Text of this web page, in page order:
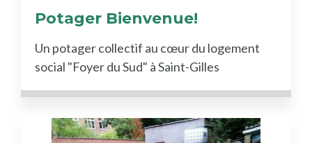
Potager Bienvenue!
Un potager collectif au cœur du logement
social "Foyer du Sud" à Saint-Gilles